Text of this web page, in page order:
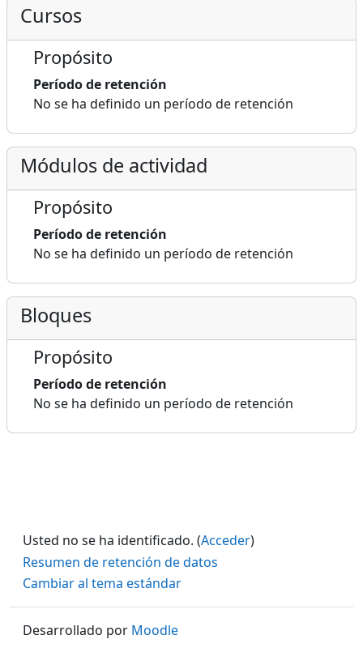
Cursos
Propósito
Período de retención
No se ha definido un período de retención
Módulos de actividad
Propósito
Período de retención
No se ha definido un período de retención
Bloques
Propósito
Período de retención
No se ha definido un período de retención
Usted no se ha identificado. (Acceder)
Resumen de retención de datos
Cambiar al tema estándar
Desarrollado por Moodle